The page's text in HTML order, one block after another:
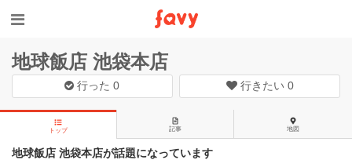
地球飯店 池袋本店
行った0 行きたい 0
トップ 記事 地図
地球飯店 池袋本店が話題になっています